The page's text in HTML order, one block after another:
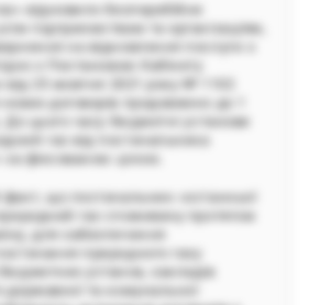
відновило безперебійне
підприємствам та організаціям,
на відновлення послуги з
з Постановою Кабінету
від 25 жовтня 2021 року № 1102
нових договорів продовжено до 1
До цього часу бюджетні установи
газ від постачальника
за фіксованою ціною.
факт, що постачальник «останньої
природний газ споживачу протягом
для забезпечення
природного газу
бюджетних установ, закладів
державної та комунальної